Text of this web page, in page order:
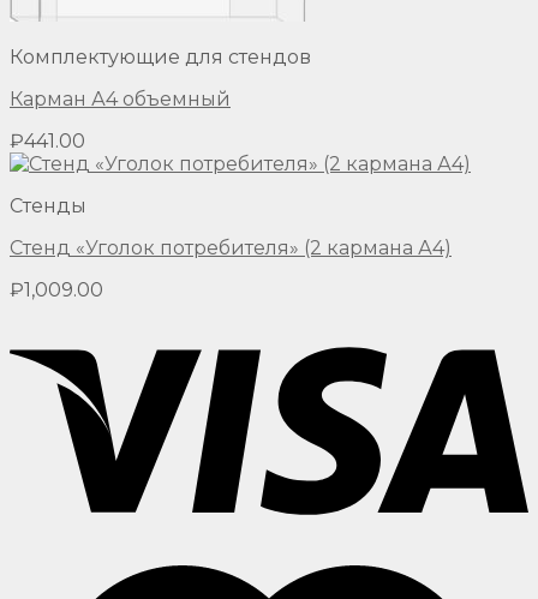
Комплектующие для стендов
Карман А4 объемный
₽441.00
Стенды
Стенд «Уголок потребителя» (2 кармана А4)
₽1,009.00